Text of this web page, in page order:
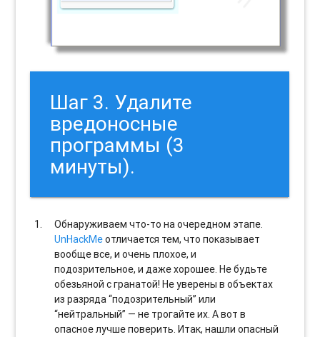
Шаг 3. Удалите
вредоносные
программы (3
минуты).
Обнаруживаем что-то на очередном этапе.
UnHackMeотличается тем, что показывает
вообще все, и очень плохое, и
подозрительное, и даже хорошее. Не будьте
обезьяной с гранатой! Не уверены в объектах
из разряда “подозрительный” или
“нейтральный” — не трогайте их. А вот в
опасное лучше поверить. Итак, нашли опасный